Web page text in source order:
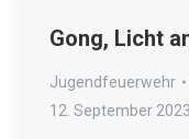
Gong, Licht
Jugendfeuerwehr
12. September 2023